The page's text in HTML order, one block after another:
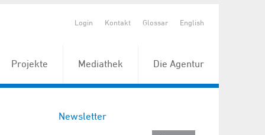
Login Kontakt Glossar English
Projekte Mediathek Die Agentur
Newsletter